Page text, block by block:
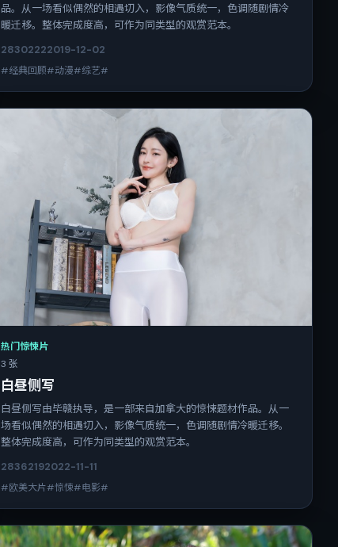
品。从一场看似偶然的相遇切入，影像气质统一，色调随剧情冷
暖迁移。整体完成度高，可作为同类型的观赏范本。
28302222019-12-02
#经典回顾#动漫#综艺#
热门惊悚片
3 张
白昼侧写
白昼侧写由毕赣执导，是一部来自加拿大的惊悚题材作品。从一
场看似偶然的相遇切入，影像气质统一，色调随剧情冷暖迁移。
整体完成度高，可作为同类型的观赏范本。
28362192022-11-11
#欧美大片#惊悚#电影#